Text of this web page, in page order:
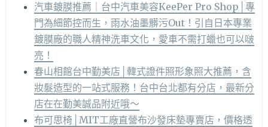
汽車鍍膜推薦｜台中汽車美容KeePer Pro Shop│專
門為細節控而生，雨水油墨髒污Out！引自日本專業
鍍膜廠的職人精神洗車文化，愛車不需打蠟也可以啵
亮！
春山相館台中勤美店│韓式證件照形象照大推薦，含
妝髮造型的一站式服務！台中台北都有分店，最新分
店在在勤美誠品附近哦～
布可思椅│MIT工廠直營布沙發床墊專賣店，價格透